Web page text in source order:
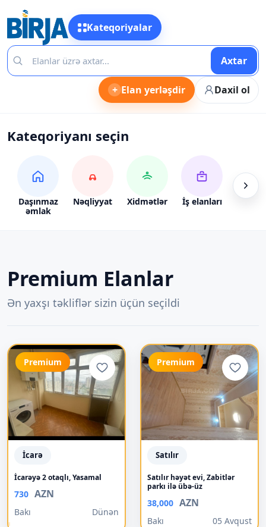
Kateqoriyalar
Axtar
+ Elan yerləşdir Daxil ol
Kateqoriyanı seçin
Daşınmaz
əmlak
Nəqliyyat Xidmətlər İş elanları Alış-
Premium Elanlar
Ən yaxşı təkliflər sizin üçün seçildi
Premium
İcarə
İcarəyə 2 otaqlı, Yasamal
730 AZN
Bakı Dünən
Premium
Satılır
Satılır həyət evi, Zabitlər
parkı ilə übə-üz
38,000 AZN
Bakı 05 Avqust